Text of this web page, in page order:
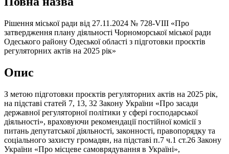
Рішення міської ради від 27.11.2024 № 728-VIII «Про
затвердження плану діяльності Чорноморської міської ради
Одеського району Одеської області з підготовки проєктів
регуляторних актів на 2025 рік»
Опис
З метою підготовки проєктів регуляторних актів на 2025 рік,
на підставі статей 7, 13, 32 Закону України «Про засади
державної регуляторної політики у сфері господарської
діяльності», враховуючи рекомендації постійної комісії з
питань депутатської діяльності, законності, правопорядку та
соціального захисту громадян, на підставі п.7 ч.1 ст.26 Закону
України «Про місцеве самоврядування в Україні»,